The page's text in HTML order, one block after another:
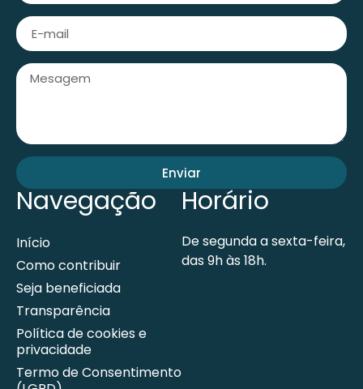
Enviar
Navegação
Início
Como contribuir
Seja beneficiada
Transparência
Política de cookies e
privacidade
Termo de Consentimento
Horário
De segunda a sexta-feira,
das 9h às 18h.